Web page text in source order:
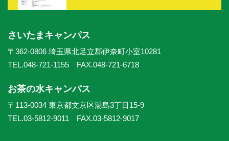
さいたまキャンパス
〒362-0806 埼玉県北足立郡伊奈町小室10281
TEL.048-721-1155 FAX.048-721-6718
お茶の水キャンパス
〒113-0034 東京都文京区湯島3丁目15-9
TEL.03-5812-9011 FAX.03-5812-9017